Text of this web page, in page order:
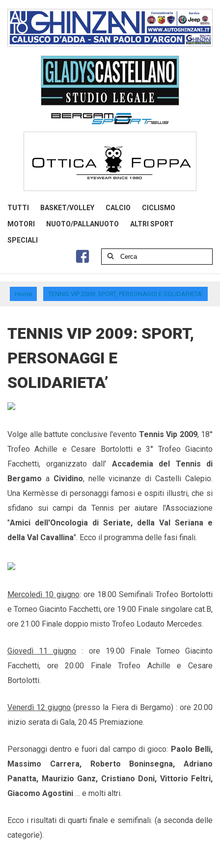
TUTTI BASKET/VOLLEY CALCIO CICLISMO
MOTORI NUOTO/PALLANUOTO ALTRI SPORT
SPECIALI
Home TENNIS VIP 2009: SPORT, PERSONAGGI E SOLIDARIETA’
TENNIS VIP 2009: SPORT,
PERSONAGGI E
SOLIDARIETA’
Volge alle battute conclusive l'evento Tennis Vip 2009, 18°
Trofeo Achille e Cesare Bortolotti e 3° Trofeo Giacinto
Facchetti, organizzato dall' Accademia del Tennis di
Bergamo a Cividino, nelle vicinanze di Castelli Calepio.
Una Kermèsse di personaggi famosi e ospiti illustri, che si
sfidano sui campi da Tennis per aiutare l'Associazione
"Amici dell'Oncologia di Seriate, della Val Seriana e
della Val Cavallina". Ecco il programma delle fasi finali.
Mercoledì 10 giugno: ore 18.00 Semifinali Trofeo Bortolotti
e Torneo Giacinto Facchetti, ore 19.00 Finale singolare cat.B,
ore 21.00 Finale doppio misto Trofeo Lodauto Mercedes.
Giovedì 11 giugno : ore 19.00 Finale Torneo Giacinto
Facchetti, ore 20.00 Finale Trofeo Achille e Cesare
Bortolotti.
Venerdì 12 giugno (presso la Fiera di Bergamo) : ore 20.00
inizio serata di Gala, 20.45 Premiazione.
Personaggi dentro e fuori dal campo di gioco: Paolo Belli,
Massimo Carrera, Roberto Boninsegna, Adriano
Panatta, Maurizio Ganz, Cristiano Doni, Vittorio Feltri,
Giacomo Agostini … e molti altri.
Ecco i risultati di quarti finale e semifinali. (a seconda delle
categorìe).